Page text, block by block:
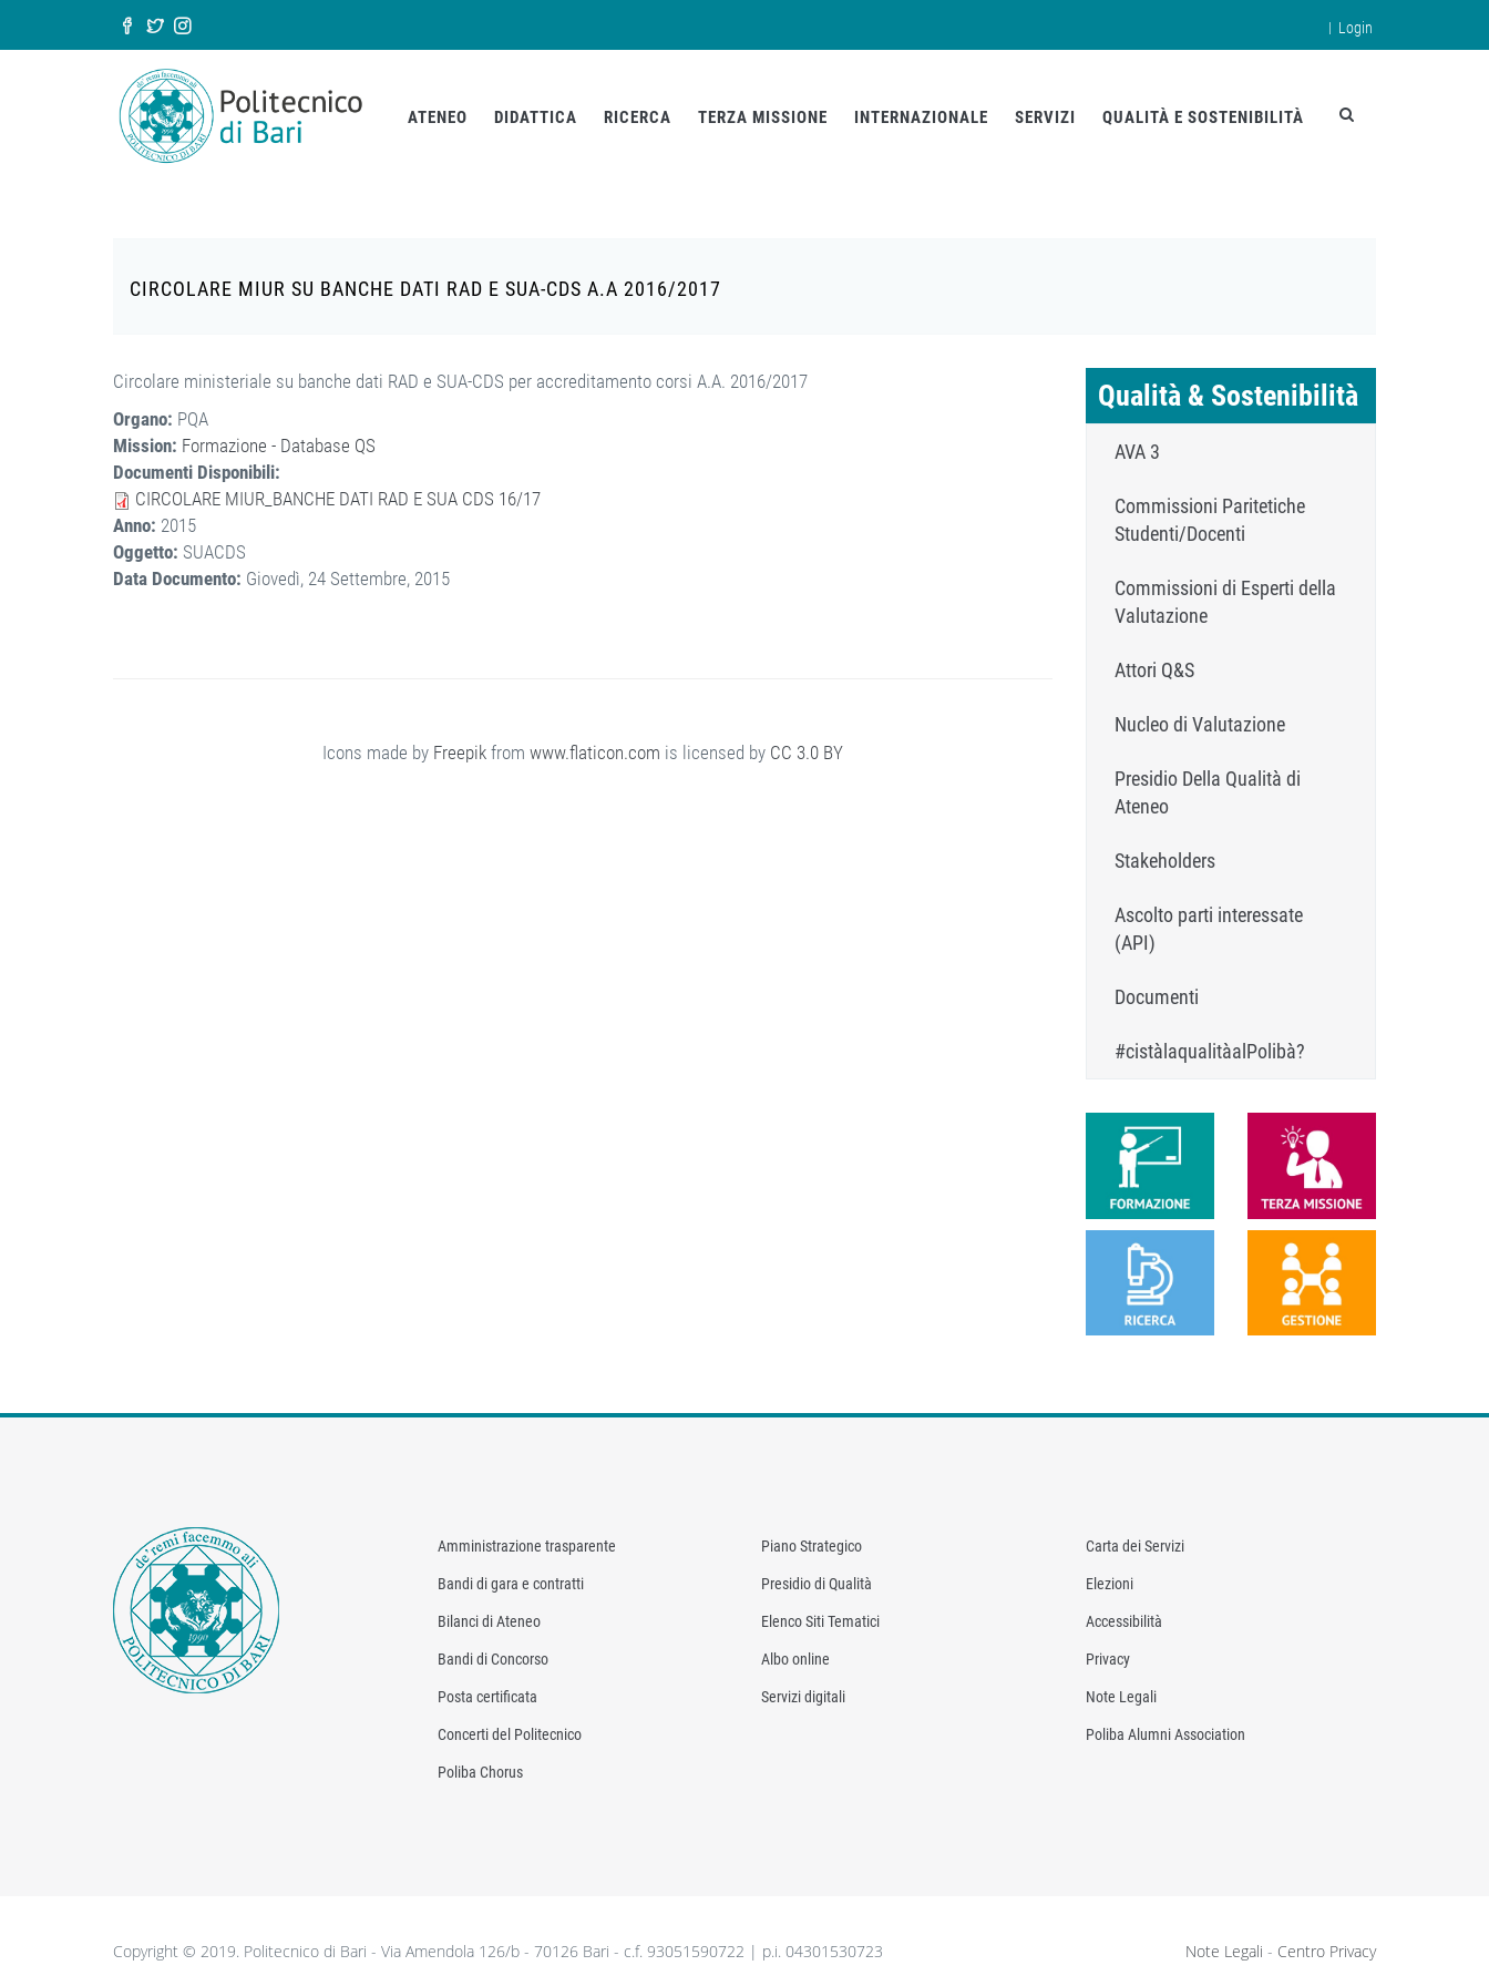
Salta al contenuto principale
| Login
Form di ricerca
ATENEO DIDATTICA RICERCA TERZA MISSIONE INTERNAZIONALE SERVIZI QUALITÀ E SOSTENIBILITÀ
CIRCOLARE MIUR SU BANCHE DATI RAD E SUA-CDS A.A 2016/2017
Circolare ministeriale su banche dati RAD e SUA-CDS per accreditamento corsi A.A. 2016/2017
Organo: PQA
Mission: Formazione - Database QS
Documenti Disponibili:
CIRCOLARE MIUR_BANCHE DATI RAD E SUA CDS 16/17
Anno: 2015
Oggetto: SUACDS
Data Documento: Giovedì, 24 Settembre, 2015
Icons made by Freepikfrom www.flaticon.com is licensed by CC 3.0 BY
Qualità & Sostenibilità
AVA 3
Commissioni Paritetiche
Studenti/Docenti
Commissioni di Esperti della
Valutazione
Attori Q&S
Nucleo di Valutazione
Presidio Della Qualità di
Ateneo
Stakeholders
Ascolto parti interessate
(API)
Documenti
#cistàlaqualitàalPolibà?
Amministrazione trasparente
Bandi di gara e contratti
Bilanci di Ateneo
Bandi di Concorso
Posta certificata
Concerti del Politecnico
Poliba Chorus
Piano Strategico
Presidio di Qualità
Elenco Siti Tematici
Albo online
Servizi digitali
Carta dei Servizi
Elezioni
Accessibilità
Privacy
Note Legali
Poliba Alumni Association
Copyright © 2019. Politecnico di Bari - Via Amendola 126/b - 70126 Bari - c.f. 93051590722 | p.i. 04301530723 Note Legali - Centro Privacy